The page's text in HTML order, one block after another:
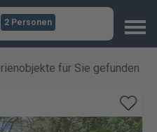
2 Personen
für Sie gefunden